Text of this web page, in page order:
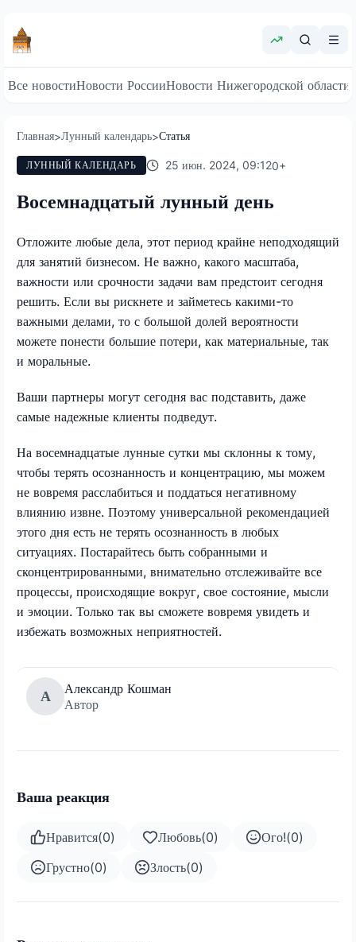
Все новостиНовости РоссииНовости Нижегородской области
Главная>Лунный календарь>Статья
ЛУННЫЙ КАЛЕНДАРЬ 25 июн. 2024, 09:120+
Восемнадцатый лунный день
Отложите любые дела, этот период крайне неподходящий
для занятий бизнесом. Не важно, какого масштаба,
важности или срочности задачи вам предстоит сегодня
решить. Если вы рискнете и займетесь какими-то
важными делами, то с большой долей вероятности
можете понести большие потери, как материальные, так
и моральные.
Ваши партнеры могут сегодня вас подставить, даже
самые надежные клиенты подведут.
На восемнадцатые лунные сутки мы склонны к тому,
чтобы терять осознанность и концентрацию, мы можем
не вовремя расслабиться и поддаться негативному
влиянию извне. Поэтому универсальной рекомендацией
этого дня есть не терять осознанность в любых
ситуациях. Постарайтесь быть собранными и
сконцентрированными, внимательно отслеживайте все
процессы, происходящие вокруг, свое состояние, мысли
и эмоции. Только так вы сможете вовремя увидеть и
избежать возможных неприятностей.
А
Александр Кошман
Автор
Ваша реакция
Нравится(0) Любовь(0) Ого!(0)
Грустно(0) Злость(0)